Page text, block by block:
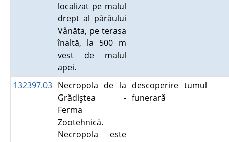
localizat pe malul
drept al pârâului
Vânăta, pe terasa
înaltă, la 500 m
vest de malul
apei.
132397.03 Necropola de la
Grădiştea -
Ferma
Zootehnică.
Necropola este
descoperire
funerară
tumul